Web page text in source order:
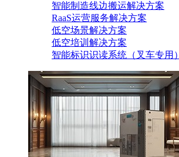
智能制造线边搬运解决方案
RaaS运营服务解决方案
低空场景解决方案
低空培训解决方案
智能标识识读系统（叉车专用）